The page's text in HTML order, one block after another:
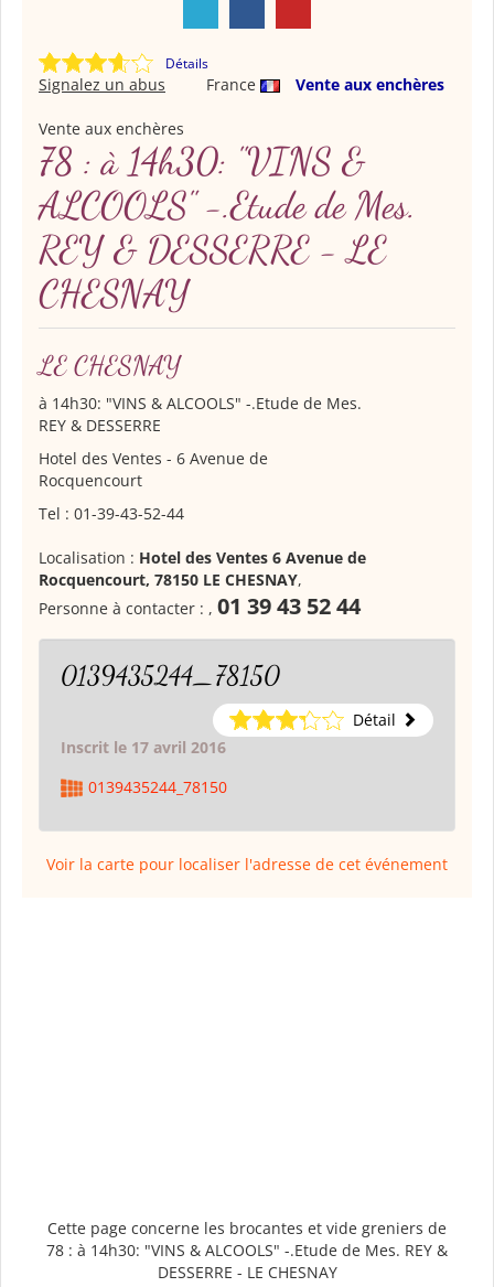
Détails
France Vente aux enchères
Signalez un abus
Vente aux enchères
78 : à 14h30: "VINS &
ALCOOLS" -.Etude de Mes.
REY & DESSERRE - LE
CHESNAY
LE CHESNAY
à 14h30: "VINS & ALCOOLS" -.Etude de Mes.
REY & DESSERRE
Hotel des Ventes - 6 Avenue de
Rocquencourt
Tel : 01-39-43-52-44
Localisation : Hotel des Ventes 6 Avenue de
Rocquencourt, 78150 LE CHESNAY,
Personne à contacter : , 01 39 43 52 44
0139435244_78150
Détail
Inscrit le 17 avril 2016
0139435244_78150
Voir la carte pour localiser l'adresse de cet événement
Cette page concerne les brocantes et vide greniers de
78 : à 14h30: "VINS & ALCOOLS" -.Etude de Mes. REY &
DESSERRE - LE CHESNAY